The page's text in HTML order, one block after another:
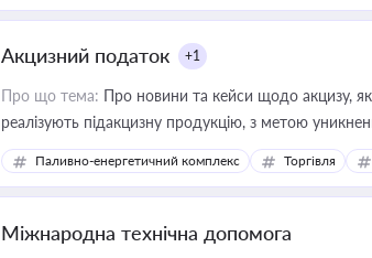
Акцизний податок +1
Про що тема: Про новини та кейси щодо акцизу,
реалізують підакцизну продукцію, з метою
Паливно-енергетичний комплекс Торгівля
Міжнародна технічна допомога